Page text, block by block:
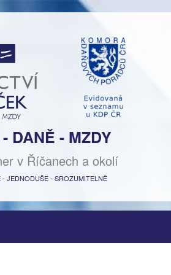
DANĚ - MZDY
v Říčanech a okolí
- JEDNODUŠE - SROZUMITELNĚ